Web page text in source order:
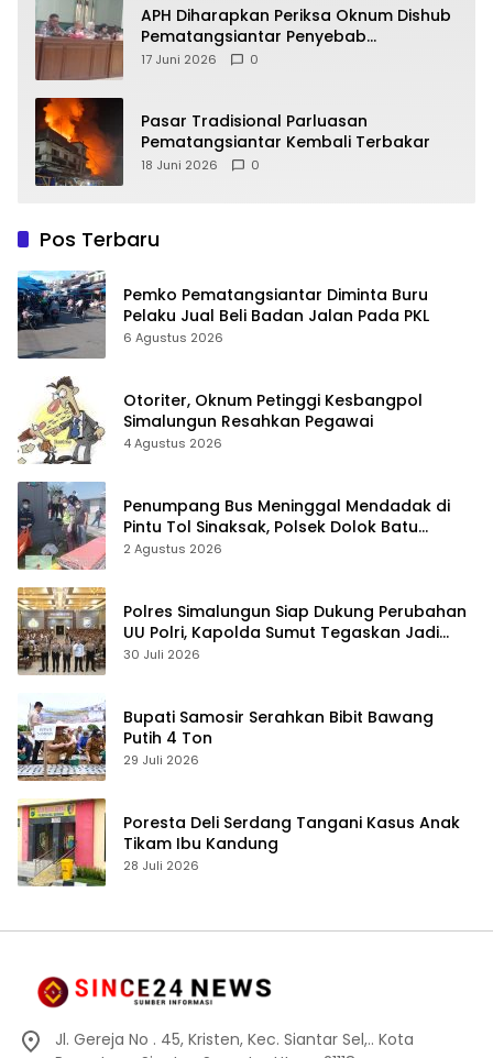
APH Diharapkan Periksa Oknum Dishub
Pematangsiantar Penyebab
Kebocoran PAD Retribusi Parkir
17 Juni 2026 0
Pasar Tradisional Parluasan
Pematangsiantar Kembali Terbakar
18 Juni 2026 0
Pos Terbaru
Pemko Pematangsiantar Diminta Buru
Pelaku Jual Beli Badan Jalan Pada PKL
6 Agustus 2026
Otoriter, Oknum Petinggi Kesbangpol
Simalungun Resahkan Pegawai
4 Agustus 2026
Penumpang Bus Meninggal Mendadak di
Pintu Tol Sinaksak, Polsek Dolok Batu
Nanggar Gerak Cepat Olah TKP
2 Agustus 2026
Polres Simalungun Siap Dukung Perubahan
UU Polri, Kapolda Sumut Tegaskan Jadi
Fondasi Penguatan Profesionalisme dan
30 Juli 2026
Bupati Samosir Serahkan Bibit Bawang
Putih 4 Ton
29 Juli 2026
Poresta Deli Serdang Tangani Kasus Anak
Tikam Ibu Kandung
28 Juli 2026
Jl. Gereja No . 45, Kristen, Kec. Siantar Sel,.. Kota